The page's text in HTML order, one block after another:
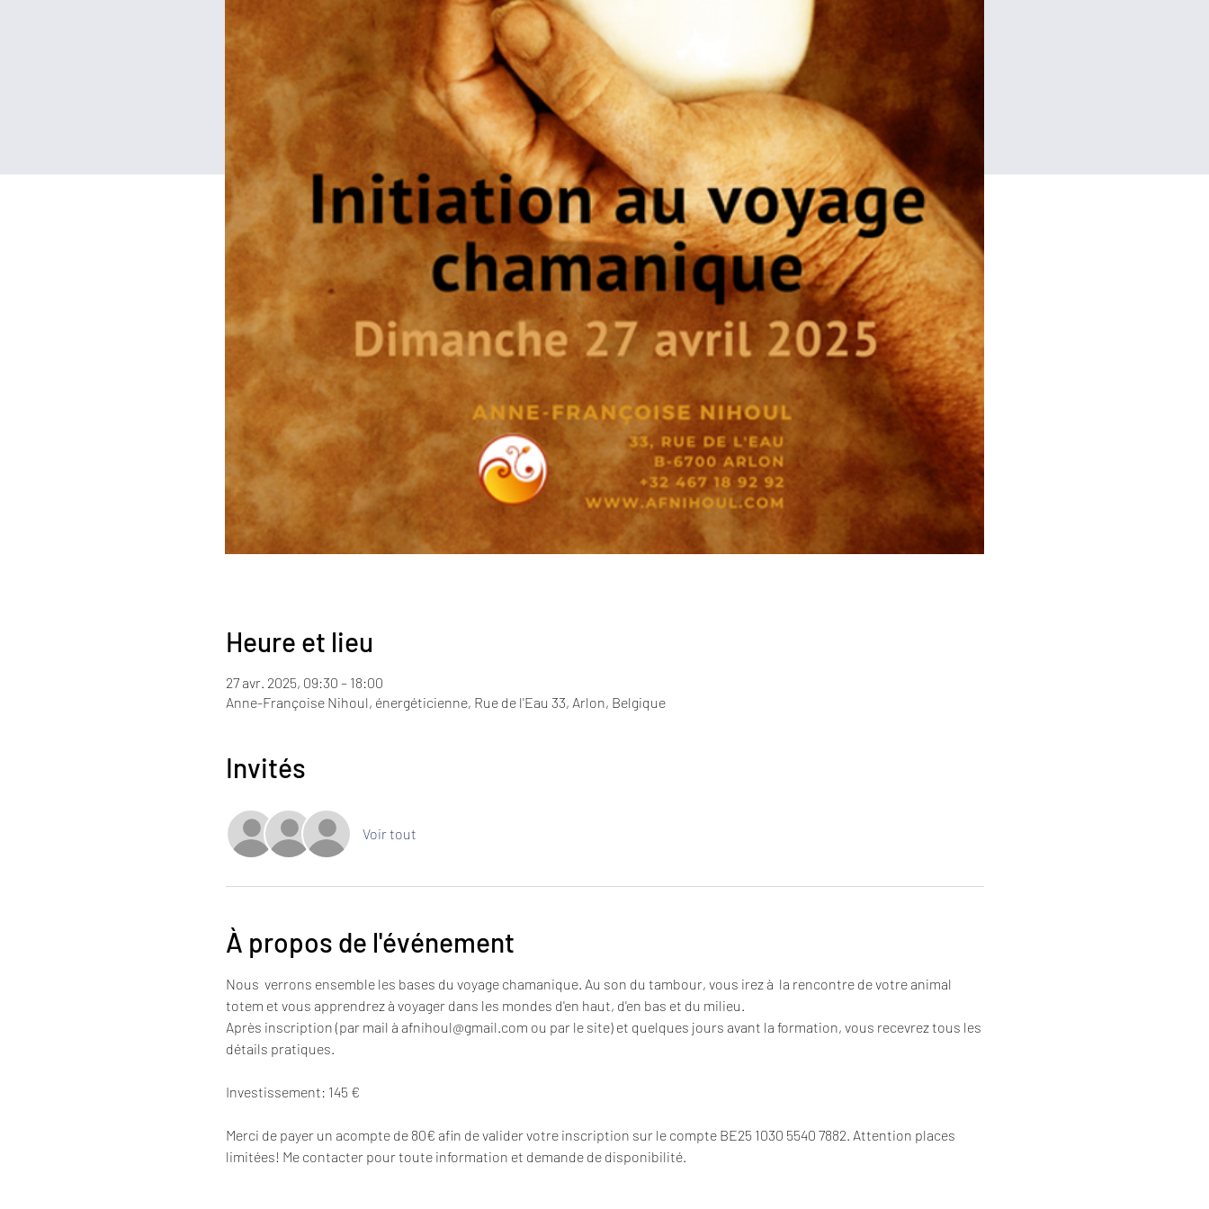
Heure et lieu
27 avr. 2025, 09:30 – 18:00
Anne-Françoise Nihoul, énergéticienne, Rue de l'Eau 33, Arlon, Belgique
Invités
Voir tout
À propos de l'événement
Nous  verrons ensemble les bases du voyage chamanique. Au son du tambour, vous irez à  la rencontre de votre animal
totem et vous apprendrez à voyager dans les mondes d'en haut, d'en bas et du milieu.
Après inscription (par mail à afnihoul@gmail.com ou par le site) et quelques jours avant la formation, vous recevrez tous les
détails pratiques.
Investissement: 145 €
Merci de payer un acompte de 80€ afin de valider votre inscription sur le compte BE25 1030 5540 7882. Attention places
limitées! Me contacter pour toute information et demande de disponibilité.